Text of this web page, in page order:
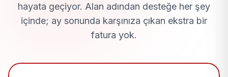
hayata geçiyor. Alan adından desteğe her şey
içinde; ay sonunda karşınıza çıkan ekstra bir
fatura yok.